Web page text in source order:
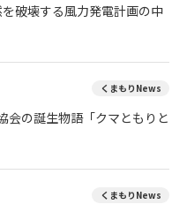
破壊する風力発電計画の中
くまもりNews
会の誕生物語「クマともりと
くまもりNews